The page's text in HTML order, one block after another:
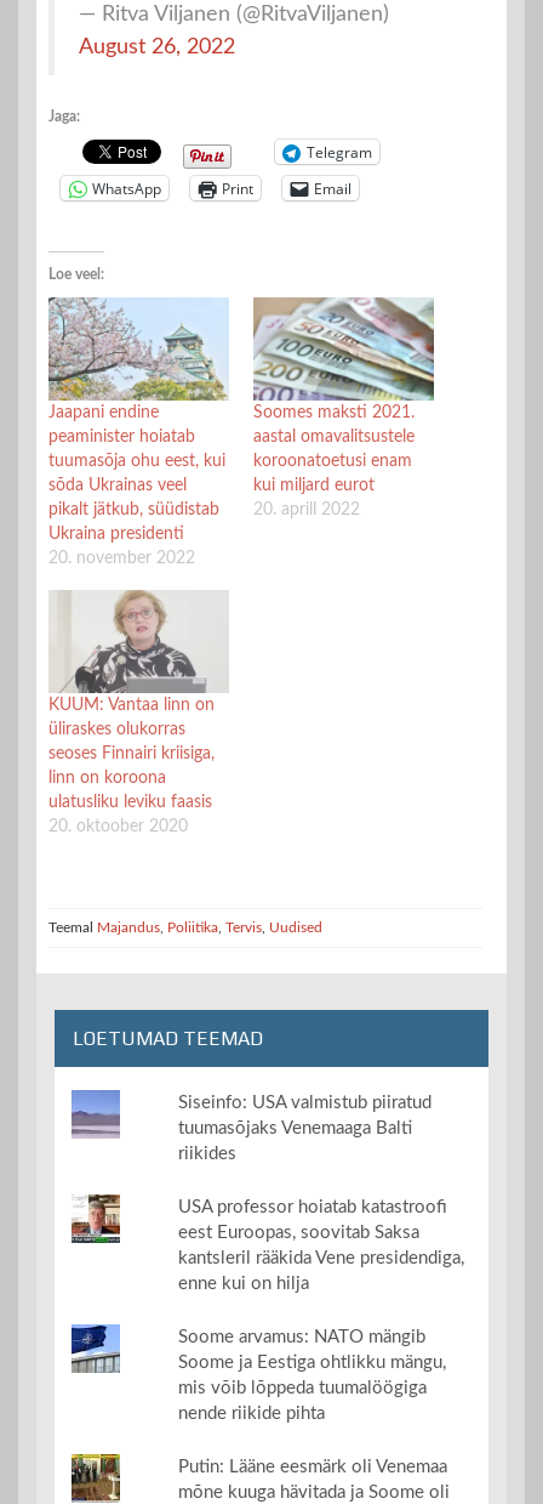
— Ritva Viljanen (@RitvaViljanen)
August 26, 2022
Jaga:
Telegram
WhatsApp
Print Email
Loe veel:
Jaapani endine
peaminister hoiatab
tuumasõja ohu eest, kui
sõda Ukrainas veel
pikalt jätkub, süüdistab
Ukraina presidenti
20. november 2022
Soomes maksti 2021.
aastal omavalitsustele
koroonatoetusi enam
kui miljard eurot
20. aprill 2022
KUUM: Vantaa linn on
üliraskes olukorras
seoses Finnairi kriisiga,
linn on koroona
ulatusliku leviku faasis
20. oktoober 2020
Teemal Majandus Poliitika Tervis Uudised
LOETUMAD TEEMAD
Siseinfo: USA valmistub piiratud
tuumasõjaks Venemaaga Balti
riikides
USA professor hoiatab katastroofi
eest Euroopas, soovitab Saksa
kantsleril rääkida Vene presidendiga,
enne kui on hilja
Soome arvamus: NATO mängib
Soome ja Eestiga ohtlikku mängu,
mis võib lõppeda tuumalöögiga
nende riikide pihta
Putin: Lääne eesmärk oli Venemaa
mõne kuuga hävitada ja Soome oli